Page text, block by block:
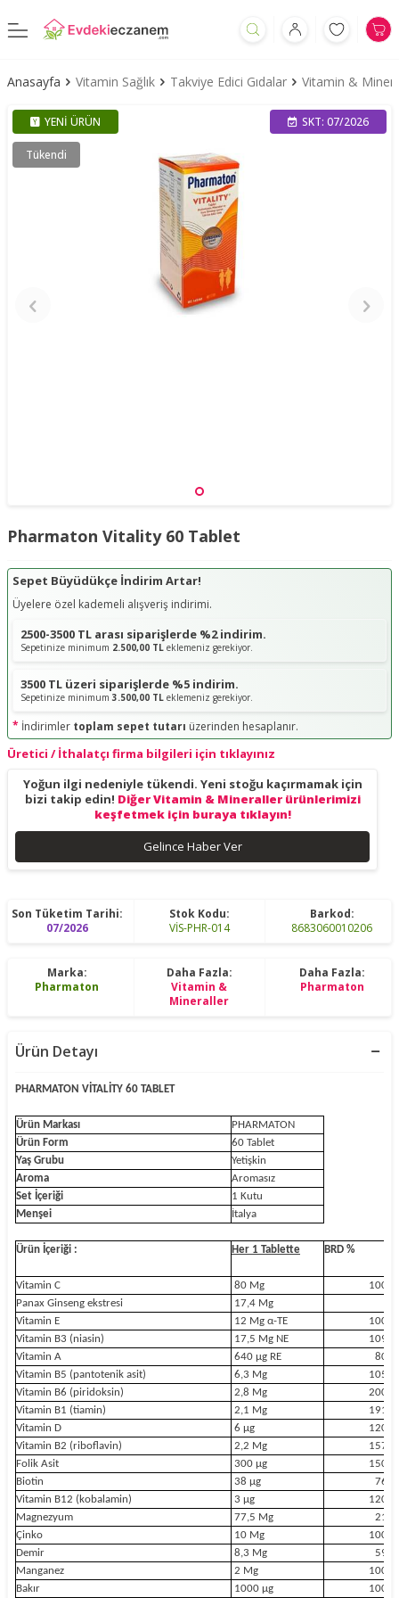
Anasayfa Vitamin Sağlık Takviye Edici Gıdalar Vitamin &
YENI ÜRÜN
Tükendi
SKT: 07/2026
Pharmaton Vitality 60 Tablet
Sepet Büyüdükçe İndirim Artar!
Üyelere özel kademeli alışveriş indirimi.
2500-3500 TL arası siparişlerde %2 indirim.
Sepetinize minimum 2.500,00 TL eklemeniz gerekiyor.
3500 TL üzeri siparişlerde %5 indirim.
Sepetinize minimum 3.500,00 TL eklemeniz gerekiyor.
* İndirimler toplam sepet tutarı üzerinden hesaplanır.
Üretici / İthalatçı firma bilgileri için tıklayınız
Yoğun ilgi nedeniyle tükendi. Yeni stoğu kaçırmamak için
bizi takip edin! Diğer Vitamin & Mineraller ürünlerimizi
keşfetmek için buraya tıklayın!
Gelince Haber Ver
Son Tüketim Tarihi:
07/2026
Stok Kodu:
VİS-PHR-014
Barkod:
8683060010206
Marka:
Pharmaton
Daha Fazla:
Vitamin &
Mineraller
Daha Fazla:
Pharmaton
Ürün Detayı
PHARMATON VİTALİTY 60 TABLET
Ürün Markası
PHARMATON
Ürün Form
60 Tablet
Yaş Grubu
Yetişkin
Aroma
Aromasız
Set İçeriği
1 Kutu
Menşei
İtalya
Ürün İçeriği : Her 1 Tablette BRD %
Vitamin C 80 Mg
100%
Panax Ginseng ekstresi
17,4 Mg
Vitamin E
12 Mg α-TE
100%
Vitamin B3 (niasin)
17,5 Mg NE
109%
Vitamin A
640 μg RE
80%
Vitamin B5 (pantotenik asit)
6,3 Mg
105%
Vitamin B6 (piridoksin)
2,8 Mg
200%
Vitamin B1 (tiamin)
2,1 Mg
191%
Vitamin D
6 μg
120%
Vitamin B2 (riboflavin)
2,2 Mg
157%
Folik Asit
300 μg
150%
Biotin
38 μg
76%
Vitamin B12 (kobalamin)
3 μg
120%
Magnezyum
77,5 Mg
21%
Çinko
10 Mg
100%
Demir
8,3 Mg
59%
Manganez
2 Mg
100%
Bakır
1000 μg 100%